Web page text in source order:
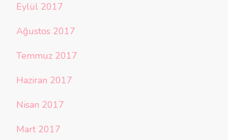
Eylül 2017
Ağustos 2017
Temmuz 2017
Haziran 2017
Nisan 2017
Mart 2017